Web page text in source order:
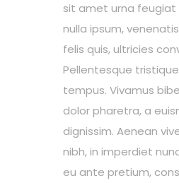
sit amet urna feugiat
nulla ipsum,
felis quis, ultricies
Pellentesque
tempus. Vivamus
dolor pharetra, a
dignissim. Aenean
nibh, in imperdiet
eu ante pretium,